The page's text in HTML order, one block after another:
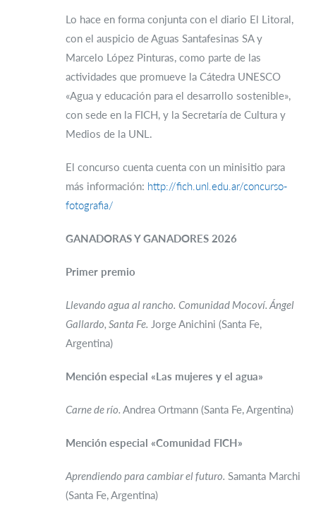
Lo hace en forma conjunta con el diario El Litoral,
con el auspicio de Aguas Santafesinas SA y
Marcelo López Pinturas, como parte de las
actividades que promueve la Cátedra UNESCO
«Agua y educación para el desarrollo sostenible»,
con sede en la FICH, y la Secretaría de Cultura y
Medios de la UNL.
El concurso cuenta cuenta con un minisitio para
más información: http://fich.unl.edu.ar/concurso-
fotografia/
GANADORAS Y GANADORES 2026
Primer premio
Llevando agua al rancho. Comunidad Mocoví. Ángel
Gallardo, Santa Fe. Jorge Anichini (Santa Fe,
Argentina)
Mención especial «Las mujeres y el agua»
Carne de río. Andrea Ortmann (Santa Fe, Argentina)
Mención especial «Comunidad FICH»
Aprendiendo para cambiar el futuro. Samanta Marchi
(Santa Fe, Argentina)